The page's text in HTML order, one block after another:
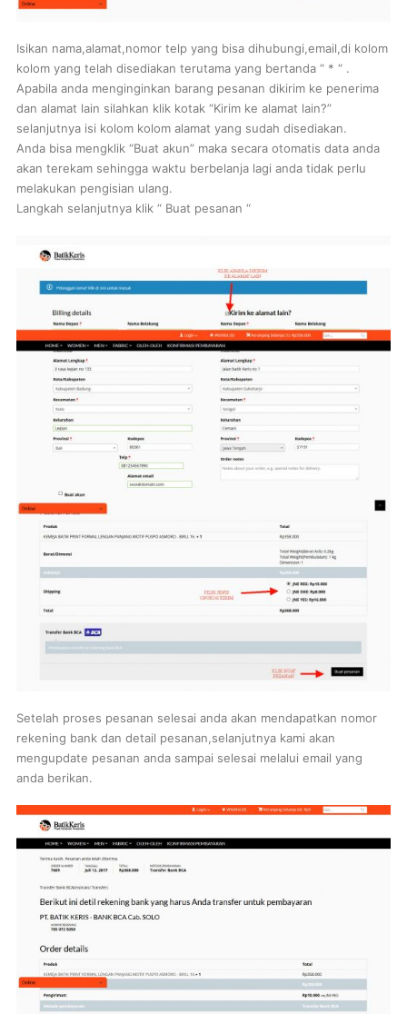
Isikan nama,alamat,nomor telp yang bisa dihubungi,email,di kolom
kolom yang telah disediakan terutama yang bertanda “ * “ .
Apabila anda menginginkan barang pesanan dikirim ke penerima
dan alamat lain silahkan klik kotak “Kirim ke alamat lain?”
selanjutnya isi kolom kolom alamat yang sudah disediakan.
Anda bisa mengklik “Buat akun” maka secara otomatis data anda
akan terekam sehingga waktu berbelanja lagi anda tidak perlu
melakukan pengisian ulang.
Langkah selanjutnya klik “ Buat pesanan “
Setelah proses pesanan selesai anda akan mendapatkan nomor
rekening bank dan detail pesanan,selanjutnya kami akan
mengupdate pesanan anda sampai selesai melalui email yang
anda berikan.